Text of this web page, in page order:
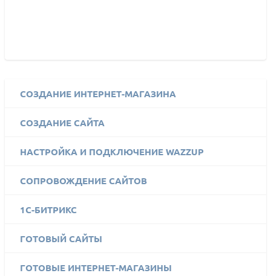
СОЗДАНИЕ ИНТЕРНЕТ-МАГАЗИНА
СОЗДАНИЕ САЙТА
НАСТРОЙКА И ПОДКЛЮЧЕНИЕ WAZZUP
СОПРОВОЖДЕНИЕ САЙТОВ
1C-БИТРИКС
ГОТОВЫЙ САЙТЫ
ГОТОВЫЕ ИНТЕРНЕТ-МАГАЗИНЫ